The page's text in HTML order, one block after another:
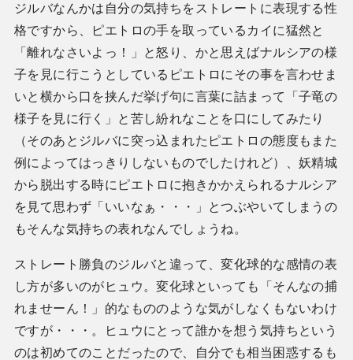
ジルバなんかは自分の気持ちをストレートに表現する性
格ですから、ピエトロの手を取っているカイに猛然と
「離れなさいよっ！」と怒り、かと思えばナルシアの様
子を見に行こうとしているピエトロにその事を言わせま
いと横から口を挟んだ挙げ句に言葉に詰まって「子竜の
様子を見に行く」と苦し紛れなことを口にしてみたり
（そのあとジルバに突っ込まれたピエトロの態度もまた
例によってはっきりしないものでしたけれど）、妖精城
から脱出する時にピエトロに抱きかかえられるナルシア
を見て思わず「いいなぁ・・・」とつぶやいてしまうの
もそんな気持ちの表れなんでしょうね。
ストレート勝負のジルバと違って、変化球的な感情の表
し方が多いのがヒュウ。変化球といっても「そんなの捕
れませーん！」的なもののような気がしなくもないわけ
ですが・・・。ヒュウにとって誰かを想う気持ちという
のは初めてのことだったので、自分でも相当困惑するも